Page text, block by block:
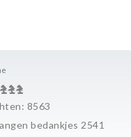
8563
bedankjes 2541